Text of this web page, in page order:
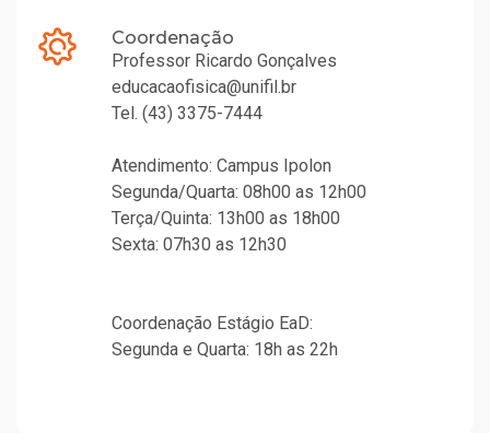
Coordenação
Professor Ricardo Gonçalves
educacaofisica@unifil.br
Tel. (43) 3375-7444
Atendimento: Campus Ipolon
Segunda/Quarta: 08h00 as 12h00
Terça/Quinta: 13h00 as 18h00
Sexta: 07h30 as 12h30
Coordenação Estágio EaD:
Segunda e Quarta: 18h as 22h